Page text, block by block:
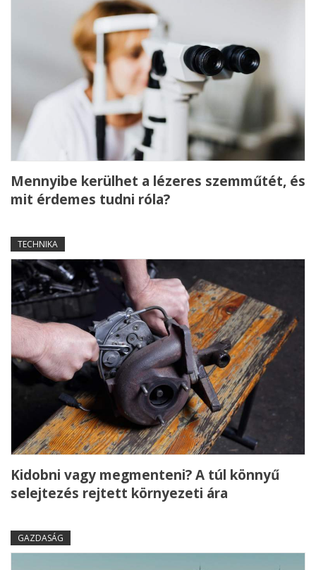
Mennyibe kerülhet a lézeres szemműtét, és
mit érdemes tudni róla?
TECHNIKA
Kidobni vagy megmenteni? A túl könnyű
selejtezés rejtett környezeti ára
GAZDASÁG